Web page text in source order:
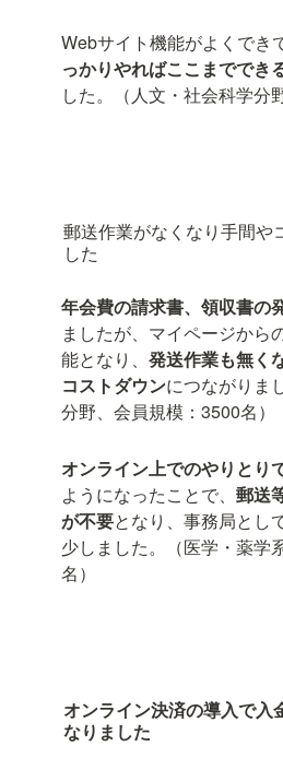
Webサイト機能がよくでき
っかりやればここまででき
した。（人文・社会科学分
郵送作業がなくなり手間や
した
年会費の請求書、領収書の
ましたが、マイページから
能となり、 発送作業も無く
コストダウンにつながりま
分野、会員規模：3500名）
オンライン上でのやりとり
ようになったことで、 郵送
が不要となり、事務局とし
少しました。（医学・薬学
名）
オンライン決済の導入で入
なりました